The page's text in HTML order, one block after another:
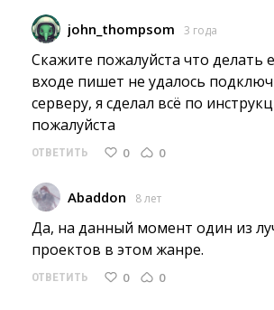
john_thompsom 3 года
Скажите пожалуйста что делать
входе пишет не удалось
серверу, я сделал всё по
пожалуйста
ОТВЕТИТЬ 0 0
Abaddon 8 лет
Да, на данный момент один из
проектов в этом жанре.
ОТВЕТИТЬ 0 0